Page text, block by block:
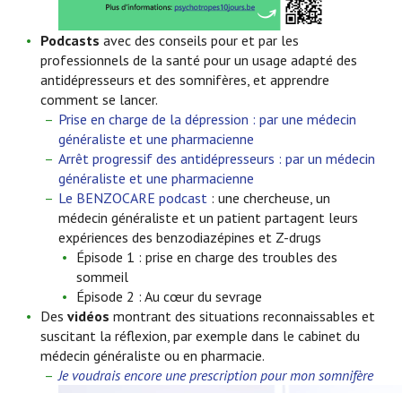
Podcasts avec des conseils pour et par les
professionnels de la santé pour un usage adapté des
antidépresseurs et des somnifères, et apprendre
comment se lancer.
Prise en charge de la dépression : par une médecin
généraliste et une pharmacienne
Arrêt progressif des antidépresseurs : par un médecin
généraliste et une pharmacienne
Le BENZOCARE podcast : une chercheuse, un
médecin généraliste et un patient partagent leurs
expériences des benzodiazépines et Z-drugs
Épisode 1 : prise en charge des troubles des
sommeil
Épisode 2 : Au cœur du sevrage
Des vidéos montrant des situations reconnaissables et
suscitant la réflexion, par exemple dans le cabinet du
médecin généraliste ou en pharmacie.
Je voudrais encore une prescription pour mon somnifère